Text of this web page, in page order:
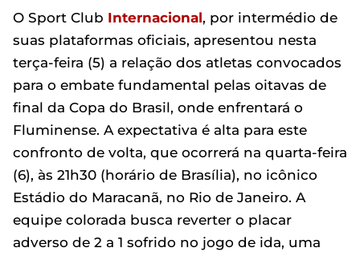
O Sport Club Internacional, por intermédio de
suas plataformas oficiais, apresentou nesta
terça-feira (5) a relação dos atletas convocados
para o embate fundamental pelas oitavas de
final da Copa do Brasil, onde enfrentará o
Fluminense. A expectativa é alta para este
confronto de volta, que ocorrerá na quarta-feira
(6), às 21h30 (horário de Brasília), no icônico
Estádio do Maracanã, no Rio de Janeiro. A
equipe colorada busca reverter o placar
adverso de 2 a 1 sofrido no jogo de ida, uma